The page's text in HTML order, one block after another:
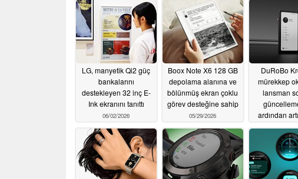
LG, manyetik Qi2 güç
bankalarını
destekleyen 32 inç E-
Ink ekranını tanıttı
06/02/2026
Boox Note X6 128 GB
depolama alanına ve
bölünmüş ekran çoklu
görev desteğine sahip
05/29/2026
DuRoBo
mürekkep
lansman
ardından
05/28/